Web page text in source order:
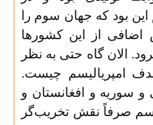
بود که جهان سوم را
اضافی از این کشورها
الان گاه حتی به نظر
امپریالیسم چیست.
و سوریه و افغانستان و
صرفاً نقش تخریب‌گر